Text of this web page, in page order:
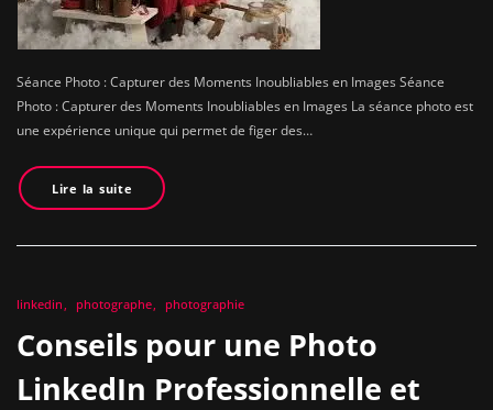
Séance Photo : Capturer des Moments Inoubliables en Images Séance
Photo : Capturer des Moments Inoubliables en Images La séance photo est
une expérience unique qui permet de figer des…
Lire la suite
linkedin photographe photographie
Conseils pour une Photo
LinkedIn Professionnelle et